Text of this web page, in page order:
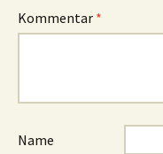
Kommentar *
Name